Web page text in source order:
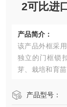
2可比进
产品简介：
该产品外框采
独立的门框锁
芽、栽培和育
制）。产品型号：